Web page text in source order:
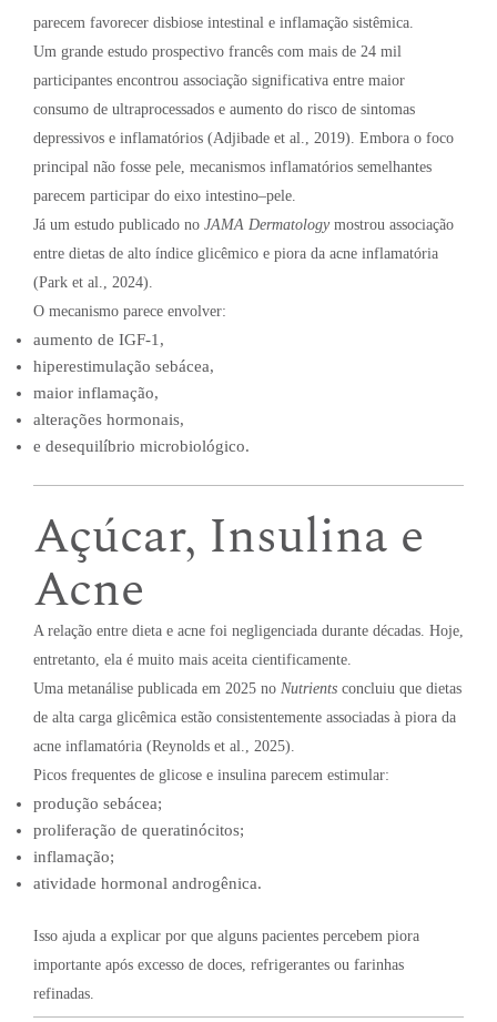
parecem favorecer disbiose intestinal e inflamação sistêmica.
Um grande estudo prospectivo francês com mais de 24 mil
participantes encontrou associação significativa entre maior
consumo de ultraprocessados e aumento do risco de sintomas
depressivos e inflamatórios (Adjibade et al., 2019). Embora o foco
principal não fosse pele, mecanismos inflamatórios semelhantes
parecem participar do eixo intestino–pele.
Já um estudo publicado no JAMA Dermatologymostrou associação
entre dietas de alto índice glicêmico e piora da acne inflamatória
(Park et al., 2024).
O mecanismo parece envolver:
aumento de IGF-1,
hiperestimulação sebácea,
maior inflamação,
alterações hormonais,
e desequilíbrio microbiológico.
Açúcar, Insulina e
Acne
A relação entre dieta e acne foi negligenciada durante décadas. Hoje,
entretanto, ela é muito mais aceita cientificamente.
Uma metanálise publicada em 2025 no Nutrients concluiu que dietas
de alta carga glicêmica estão consistentemente associadas à piora da
acne inflamatória (Reynolds et al., 2025).
Picos frequentes de glicose e insulina parecem estimular:
produção sebácea;
proliferação de queratinócitos;
inflamação;
atividade hormonal androgênica.
Isso ajuda a explicar por que alguns pacientes percebem piora
importante após excesso de doces, refrigerantes ou farinhas
refinadas.